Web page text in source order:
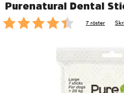
Purenatural Dental
7 röster
foo